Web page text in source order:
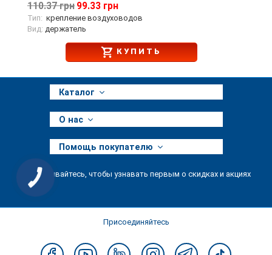
110.37 грн 99.33 грн
Тип: крепление воздуховодов
Вид: держатель
КУПИТЬ
Каталог
О нас
Помощь покупателю
Подписывайтесь, чтобы узнавать первым о скидках и акциях
Присоединяйтесь
КНОПКА
ЗВ'ЯЗКУ